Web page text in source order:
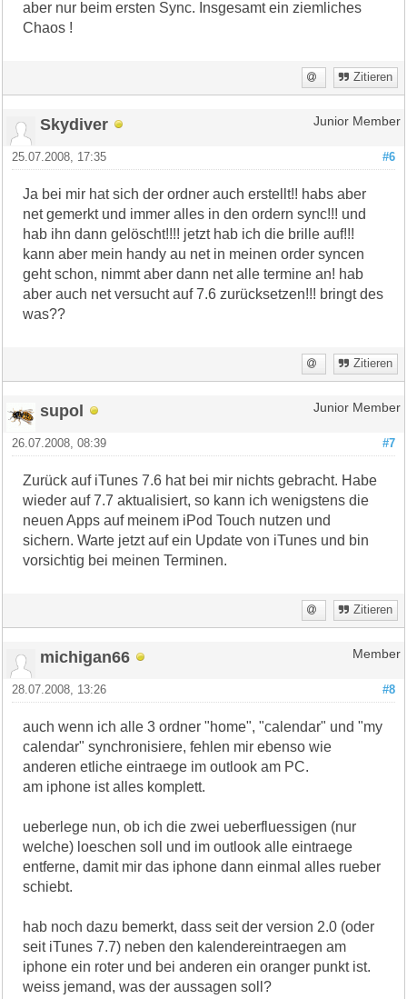
aber nur beim ersten Sync. Insgesamt ein ziemliches
Chaos !
Zitieren
Skydiver Junior Member
#6
25.07.2008, 17:35
Ja bei mir hat sich der ordner auch erstellt!! habs aber
net gemerkt und immer alles in den ordern sync!!! und
hab ihn dann gelöscht!!!! jetzt hab ich die brille auf!!!
kann aber mein handy au net in meinen order syncen
geht schon, nimmt aber dann net alle termine an! hab
aber auch net versucht auf 7.6 zurücksetzen!!! bringt des
was??
Zitieren
supol Junior Member
#7
26.07.2008, 08:39
Zurück auf iTunes 7.6 hat bei mir nichts gebracht. Habe
wieder auf 7.7 aktualisiert, so kann ich wenigstens die
neuen Apps auf meinem iPod Touch nutzen und
sichern. Warte jetzt auf ein Update von iTunes und bin
vorsichtig bei meinen Terminen.
Zitieren
michigan66 Member
#8
28.07.2008, 13:26
auch wenn ich alle 3 ordner "home", "calendar" und "my
calendar" synchronisiere, fehlen mir ebenso wie
anderen etliche eintraege im outlook am PC.
am iphone ist alles komplett.
ueberlege nun, ob ich die zwei ueberfluessigen (nur
welche) loeschen soll und im outlook alle eintraege
entferne, damit mir das iphone dann einmal alles rueber
schiebt.
hab noch dazu bemerkt, dass seit der version 2.0 (oder
seit iTunes 7.7) neben den kalendereintraegen am
iphone ein roter und bei anderen ein oranger punkt ist.
weiss jemand, was der aussagen soll?